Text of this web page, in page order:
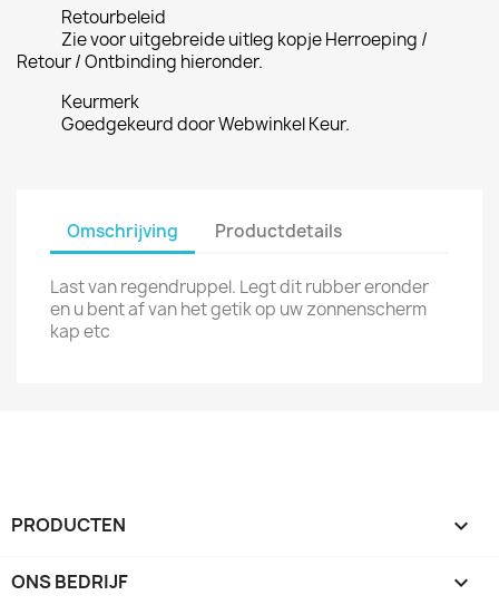
Retourbeleid
Zie voor uitgebreide uitleg kopje Herroeping /
Retour / Ontbinding hieronder.
Keurmerk
Goedgekeurd door Webwinkel Keur.
Omschrijving Productdetails
Last van regendruppel. Legt dit rubber eronder
en u bent af van het getik op uw zonnenscherm
kap etc
PRODUCTEN 
ONS BEDRIJF 